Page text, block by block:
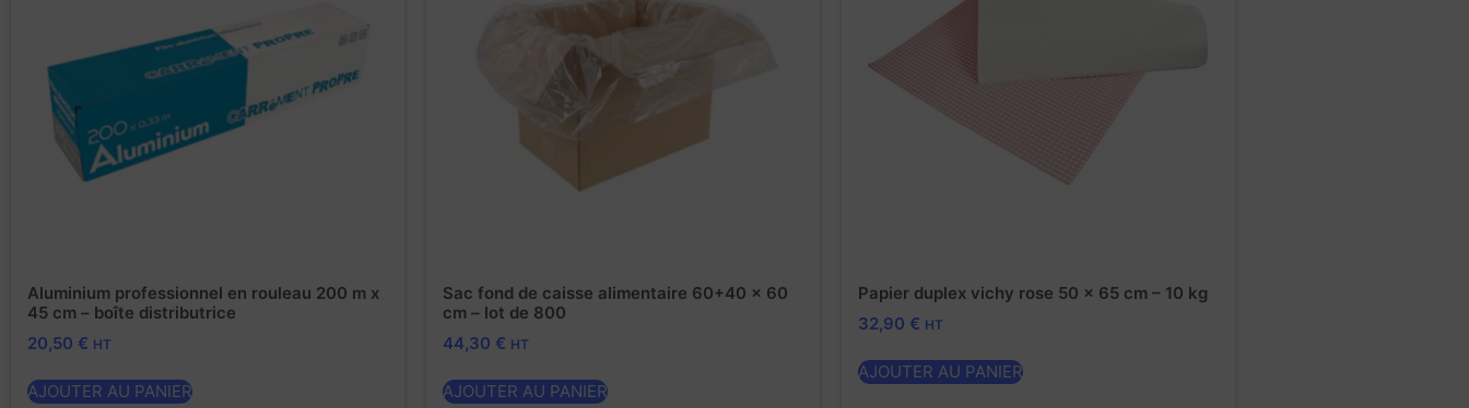
Aluminium professionnel en rouleau 200 m x
45 cm – boîte distributrice
20,50 € HT
AJOUTER AU PANIER
Sac fond de caisse alimentaire 60+40 x 60
cm – lot de 800
44,30 € HT
AJOUTER AU PANIER
Papier duplex vichy rose 50 x 65 cm – 10 kg
32,90 € HT
AJOUTER AU PANIER